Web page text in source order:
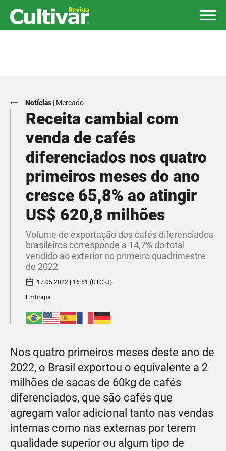
Notícias | Mercado
Receita cambial com
venda de cafés
diferenciados nos quatro
primeiros meses do ano
cresce 65,8% ao atingir
US$ 620,8 milhões
Volume de exportação dos cafés diferenciados
brasileiros corresponde a 14,7% do total
vendido ao exterior no primeiro quadrimestre
de 2022
17.05.2022 | 16:51 (UTC -3)
Embrapa
Nos quatro primeiros meses deste ano de
2022, o Brasil exportou o equivalente a 2
milhões de sacas de 60kg de cafés
diferenciados, que são cafés que
agregam valor adicional tanto nas vendas
internas como nas externas por terem
qualidade superior ou algum tipo de